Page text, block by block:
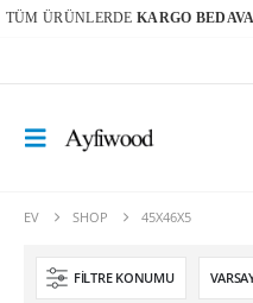
ÜRÜNLERDEKARGO BEDAVA!
EV SHOP 45X46X5
FILTRE KONUMU